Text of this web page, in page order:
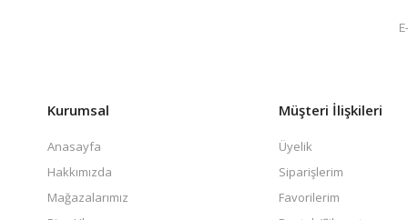
Kurumsal
Anasayfa
Hakkımızda
Mağazalarımız
Müşteri İlişkileri
Üyelik
Siparişlerim
Favorilerim